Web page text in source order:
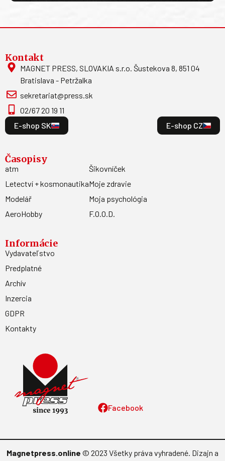
Facebook
Kontakt
MAGNET PRESS, SLOVAKIA s.r.o. Šustekova 8, 851 04
Bratislava - Petržalka
sekretariat@press.sk
02/67 20 19 11
E-shop SK
E-shop CZ
Časopisy
atm
Letectví + kosmonautika
Modelář
AeroHobby
Šikovníček
Moje zdravie
Moja psychológia
F.O.O.D.
Informácie
Vydavateľstvo
Predplatné
Archív
Inzercia
GDPR
Kontakty
Magnetpress.online © 2023 Všetky práva vyhradené. Dizajn a